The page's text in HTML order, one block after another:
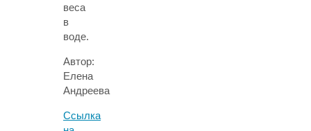
веса
в
воде.
Автор:
Елена
Андреева
Ссылка